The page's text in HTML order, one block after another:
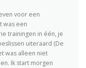
voor een
was een
trainingen in één, je
uiteraard (De
was alleen niet
Ik start morgen